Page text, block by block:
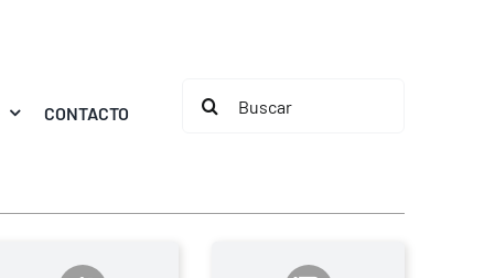
CONTACTO
Buscar: